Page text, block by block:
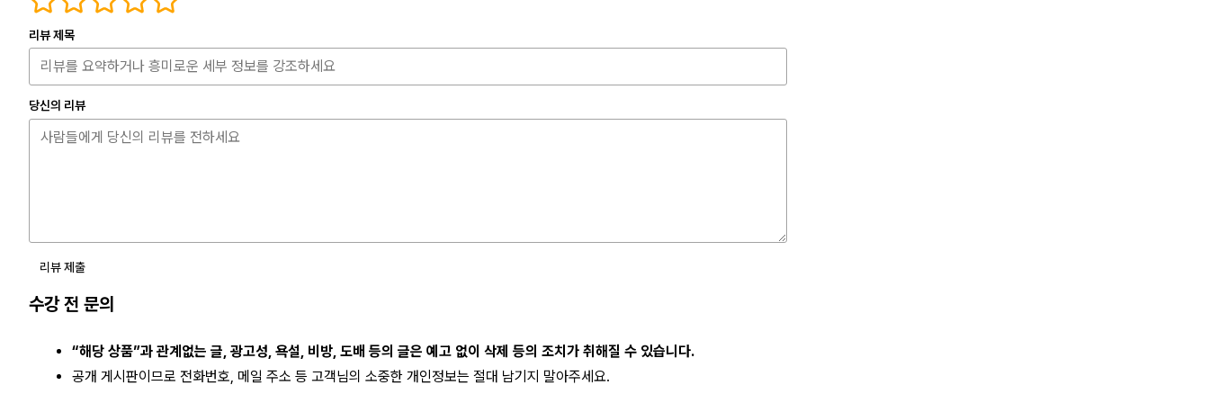
리뷰 제목
당신의 리뷰
리뷰 제출
수강 전 문의
“해당 상품”과 관계없는 글, 광고성, 욕설, 비방, 도배 등의 글은 예고 없이 삭제 등의 조치가 취해질 수 있습니다.
공개 게시판이므로 전화번호, 메일 주소 등 고객님의 소중한 개인정보는 절대 남기지 말아주세요.